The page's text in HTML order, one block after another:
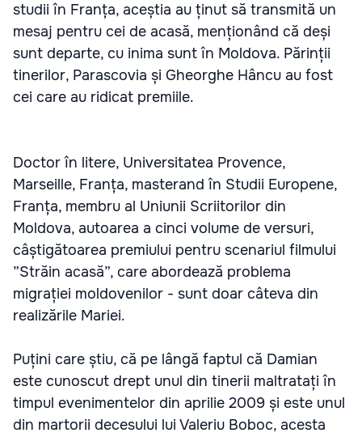
studii în Franța, aceștia au ținut să transmită un
mesaj pentru cei de acasă, menționând că deși
sunt departe, cu inima sunt în Moldova. Părinții
tinerilor, Parascovia și Gheorghe Hâncu au fost
cei care au ridicat premiile.
Doctor în litere, Universitatea Provence,
Marseille, Franța, masterand în Studii Europene,
Franța, membru al Uniunii Scriitorilor din
Moldova, autoarea a cinci volume de versuri,
câștigătoarea premiului pentru scenariul filmului
”Străin acasă”, care abordează problema
migrației moldovenilor - sunt doar câteva din
realizările Mariei.
Puțini care știu, că pe lângă faptul că Damian
este cunoscut drept unul din tinerii maltratați în
timpul evenimentelor din aprilie 2009 și este unul
din martorii decesului lui Valeriu Boboc, acesta